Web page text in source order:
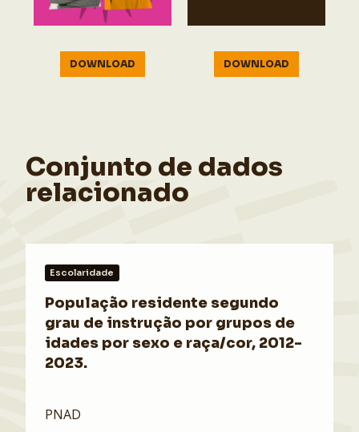
DOWNLOAD DOWNLOAD
Conjunto de dados
relacionado
Escolaridade
População residente segundo
grau de instrução por grupos de
idades por sexo e raça/cor, 2012-
2023.
PNAD